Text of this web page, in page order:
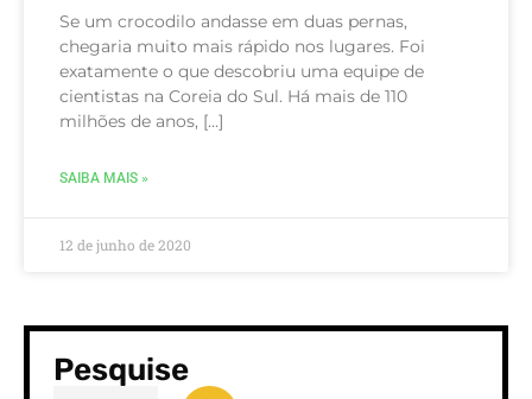
Se um crocodilo andasse em duas pernas,
chegaria muito mais rápido nos lugares. Foi
exatamente o que descobriu uma equipe de
cientistas na Coreia do Sul. Há mais de 110
milhões de anos, […]
SAIBA MAIS »
12 de junho de 2020
Pesquise